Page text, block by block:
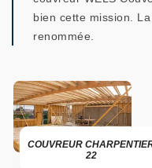
bien cette mission.
renommée.
COUVREUR
22